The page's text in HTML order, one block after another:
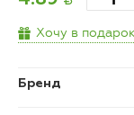
Хочу в подарок
Бренд